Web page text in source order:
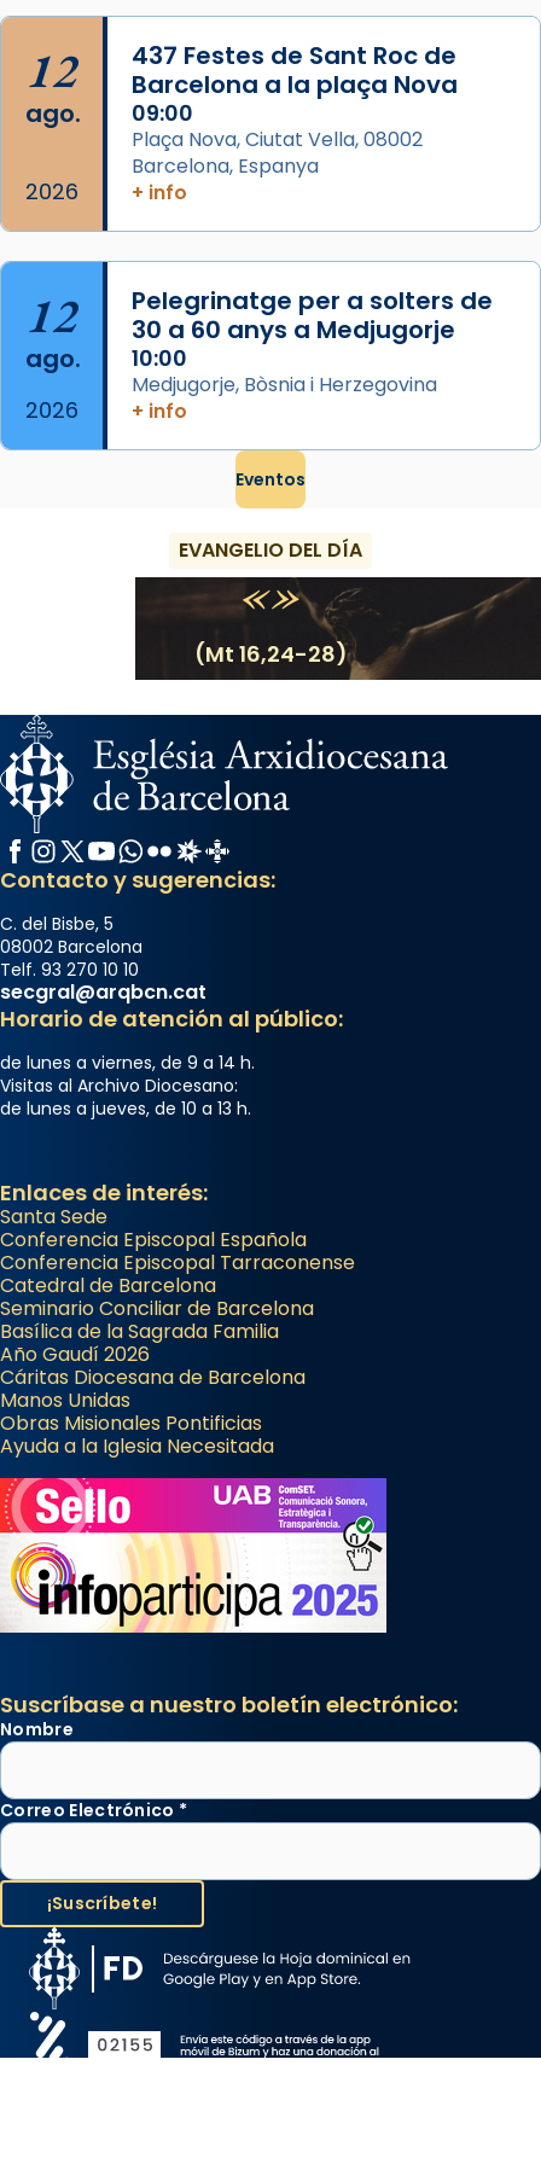
Mataró en reivindicarà les relíq
Foto
View on Facebook · Share
12
ago.
2026
437 Festes de Sant Roc de
Barcelona a la plaça Nova
09:00
Plaça Nova, Ciutat Vella, 08002
Barcelona, Espanya
+ info
12
ago.
2026
Pelegrinatge per a solters de
30 a 60 anys a Medjugorje
10:00
Medjugorje, Bòsnia i Herzegovina
+ info
Eventos
EVANGELIO DEL DÍA
(Mt 16,24-28)
Facebook
Instagram
X / Twitter
YouTube
WhatsApp
FlickrRadio Estel
Catalunya Cristiana
Contacto y sugerencias:
C. del Bisbe, 5
08002 Barcelona
Telf. 93 270 10 10
secgral@arqbcn.cat
Horario de atención al público:
de lunes a viernes, de 9 a 14 h.
Visitas al Archivo Diocesano:
de lunes a jueves, de 10 a 13 h.
Enlaces de interés:
Santa Sede
Conferencia Episcopal Española
Conferencia Episcopal Tarraconense
Catedral de Barcelona
Seminario Conciliar de Barcelona
Basílica de la Sagrada Familia
Año Gaudí 2026
Cáritas Diocesana de Barcelona
Manos Unidas
Obras Misionales Pontificias
Ayuda a la Iglesia Necesitada
Suscríbase a nuestro boletín electrónico:
Nombre
Correo Electrónico *